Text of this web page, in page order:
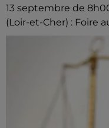
13 septembre de
(Loir-et-Cher) : Foire